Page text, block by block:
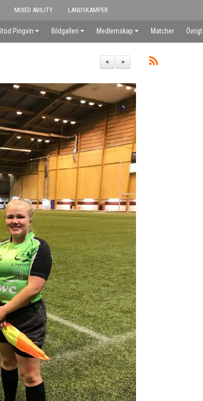
MIXED ABILITY LANDSKAMPER
Pingvin Bildgalleri Medlemskap Matcher Övrigt
>
<